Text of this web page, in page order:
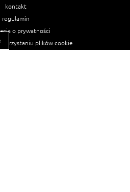
kontakt
regulamin
o prywatności
plików cookie